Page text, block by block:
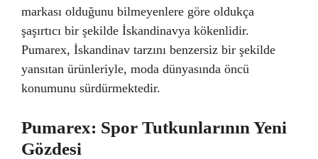
markası olduğunu bilmeyenlere göre oldukça
şaşırtıcı bir şekilde İskandinavya kökenlidir.
Pumarex, İskandinav tarzını benzersiz bir şekilde
yansıtan ürünleriyle, moda dünyasında öncü
konumunu sürdürmektedir.
Pumarex: Spor Tutkunlarının Yeni
Gözdesi